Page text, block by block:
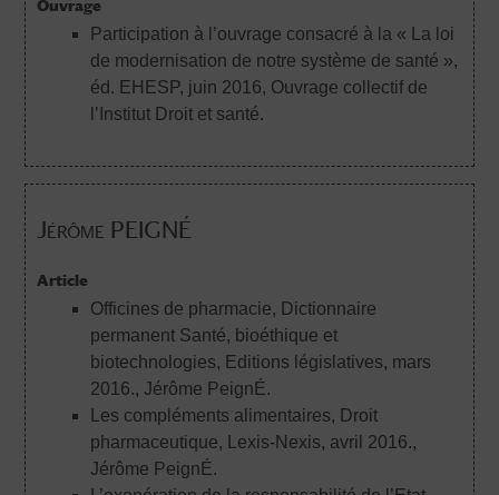
Ouvrage
Participation à l’ouvrage consacré à la « La loi
de modernisation de notre système de santé »,
éd. EHESP, juin 2016, Ouvrage collectif de
l’Institut Droit et santé.
Jérôme PEIGNÉ
Article
Officines de pharmacie, Dictionnaire
permanent Santé, bioéthique et
biotechnologies, Editions législatives, mars
2016., Jérôme PeignÉ.
Les compléments alimentaires, Droit
pharmaceutique, Lexis-Nexis, avril 2016.,
Jérôme PeignÉ.